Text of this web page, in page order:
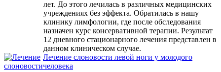
лет. До этого лечилась в различных медицинских
учреждениях без эффекта. Обратилась в нашу
клинику лимфологии, где после обследования
назначен курс консервативной терапии. Результат
12 дневного стационарного лечения представлен в
данном клиническом случае.
Лечение слоновости левой ноги у молодого
человека